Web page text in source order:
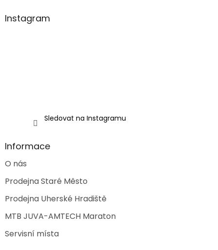
aInstagram
Sledovat na Instagramu
Informace
O nás
Prodejna Staré Město
Prodejna Uherské Hradiště
MTB JUVA-AMTECH Maraton
Servisní místa